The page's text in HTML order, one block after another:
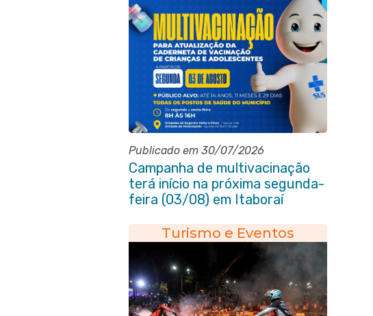
Publicado em 30/07/2026
Campanha de multivacinação
terá início na próxima segunda-
feira (03/08) em Itaboraí
Turismo e Eventos